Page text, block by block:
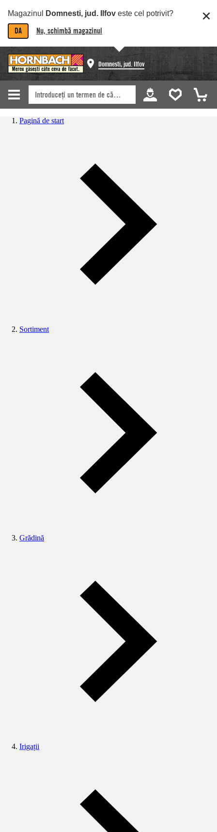
Magazinul Domnesti, jud. Ilfov este cel potrivit?
DA Nu, schimbă magazinul
Domnesti, jud. Ilfov
Pagină de start
Sortiment
Grădină
Irigații